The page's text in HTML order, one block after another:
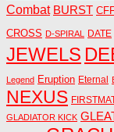
Combat BURST
CROSS D-SPIRAL DATE
JEWELS
Legend Eruption Eternal
NEXUS
GLADIATOR KICK